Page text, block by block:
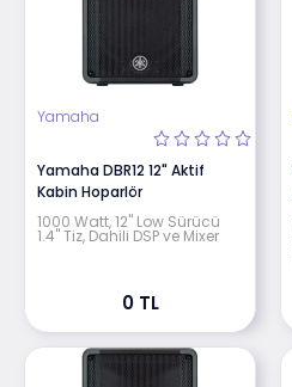
Yamaha
Yamaha DBR12 12" Aktif
Kabin Hoparlör
1000 Watt, 12" Low Sürücü
1.4" Tiz, Dahili DSP ve Mixer
0 TL